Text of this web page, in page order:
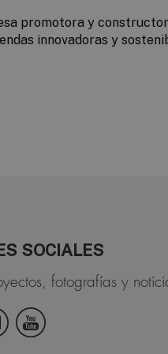
promotora y
innovadoras y
SOCIALES
fotografías y